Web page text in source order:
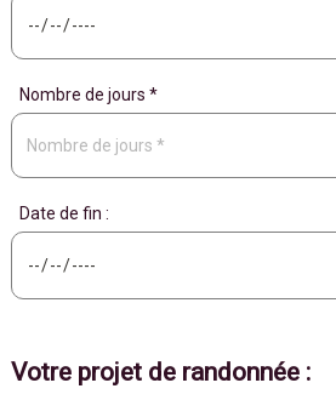
Nombre de jours *
Date de fin :
Votre projet de randonnée :